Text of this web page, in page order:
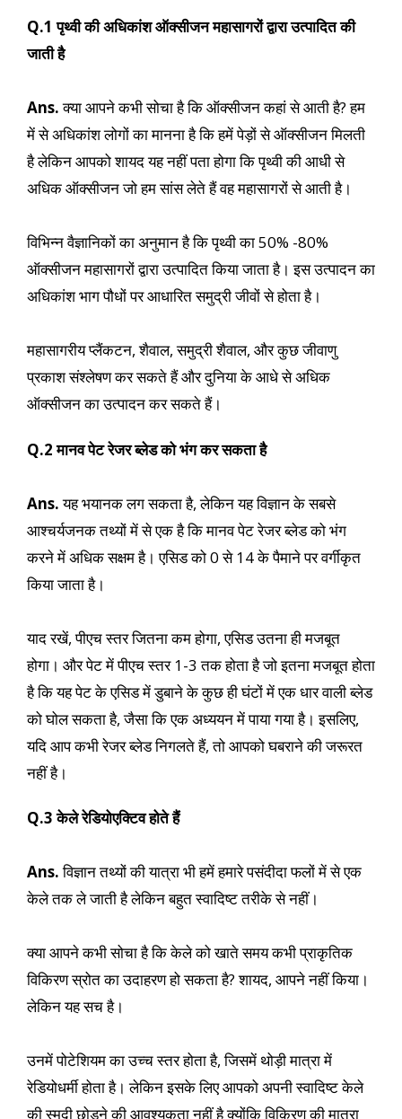
Q.1 पृथ्वी की अधिकांश ऑक्सीजन महासागरों द्वारा उत्पादित की
जाती है
Ans.क्या आपने कभी सोचा है कि ऑक्सीजन कहां से आती है? हम
में से अधिकांश लोगों का मानना है कि हमें पेड़ों से ऑक्सीजन मिलती
है लेकिन आपको शायद यह नहीं पता होगा कि पृथ्वी की आधी से
अधिक ऑक्सीजन जो हम सांस लेते हैं वह महासागरों से आती है।
विभिन्न वैज्ञानिकों का अनुमान है कि पृथ्वी का 50% -80%
ऑक्सीजन महासागरों द्वारा उत्पादित किया जाता है। इस उत्पादन का
अधिकांश भाग पौधों पर आधारित समुद्री जीवों से होता है।
महासागरीय प्लैंकटन, शैवाल, समुद्री शैवाल, और कुछ जीवाणु
प्रकाश संश्लेषण कर सकते हैं और दुनिया के आधे से अधिक
ऑक्सीजन का उत्पादन कर सकते हैं।
Q.2मानव पेट रेजर ब्लेड को भंग कर सकता है
Ans.यह भयानक लग सकता है, लेकिन यह विज्ञान के सबसे
आश्चर्यजनक तथ्यों में से एक है कि मानव पेट रेजर ब्लेड को भंग
करने में अधिक सक्षम है। एसिड को 0 से 14 के पैमाने पर वर्गीकृत
किया जाता है।
याद रखें, पीएच स्तर जितना कम होगा, एसिड उतना ही मजबूत
होगा। और पेट में पीएच स्तर 1-3 तक होता है जो इतना मजबूत होता
है कि यह पेट के एसिड में डुबाने के कुछ ही घंटों में एक धार वाली ब्लेड
को घोल सकता है, जैसा कि एक अध्ययन में पाया गया है। इसलिए,
यदि आप कभी रेजर ब्लेड निगलते हैं, तो आपको घबराने की जरूरत
नहीं है।
Q.3केले रेडियोएक्टिव होते हैं
Ans.विज्ञान तथ्यों की यात्रा भी हमें हमारे पसंदीदा फलों में से एक
केले तक ले जाती है लेकिन बहुत स्वादिष्ट तरीके से नहीं।
क्या आपने कभी सोचा है कि केले को खाते समय कभी प्राकृतिक
विकिरण स्रोत का उदाहरण हो सकता है? शायद, आपने नहीं किया।
लेकिन यह सच है।
उनमें पोटेशियम का उच्च स्तर होता है, जिसमें थोड़ी मात्रा में
रेडियोधर्मी होता है। लेकिन इसके लिए आपको अपनी स्वादिष्ट केले
की स्मूदी छोड़ने की आवश्यकता नहीं है क्योंकि विकिरण की मात्रा